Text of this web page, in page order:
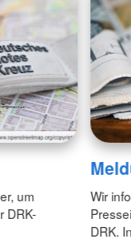
um
DRK-
Wir
DRK.